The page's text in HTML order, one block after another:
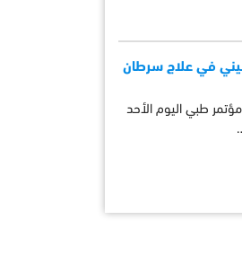
في علاج سرطان
طبي اليوم الأحد